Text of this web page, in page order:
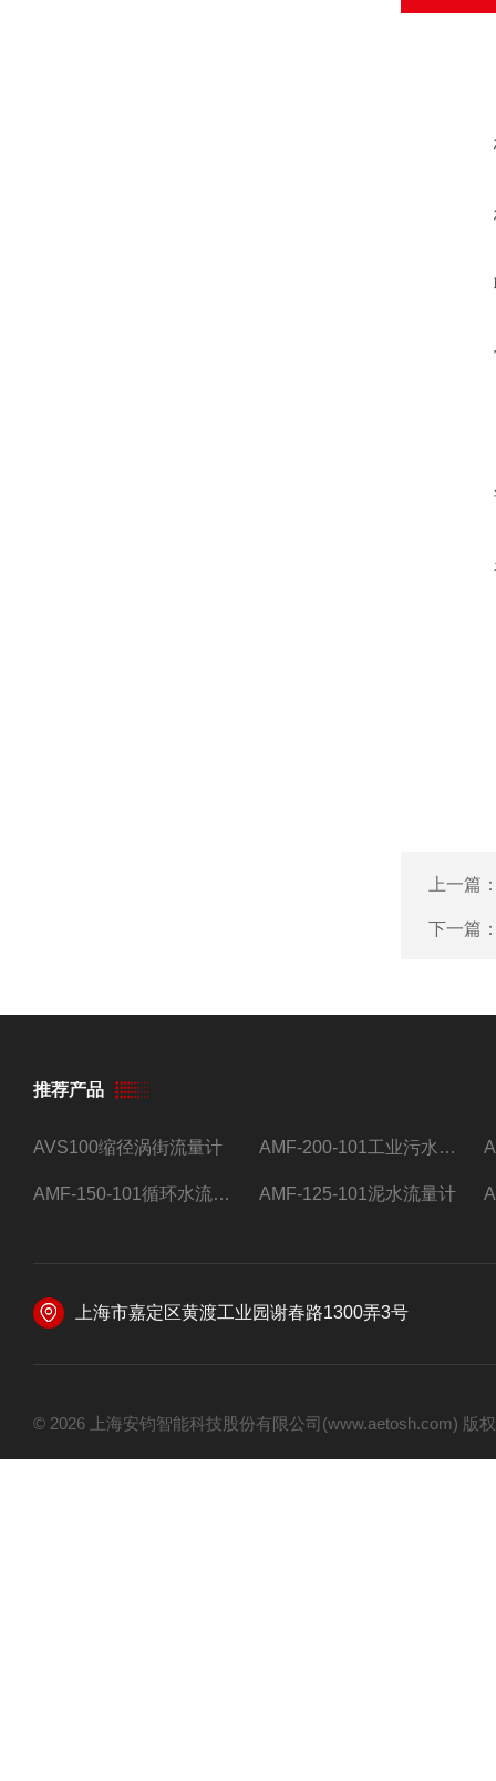
上一篇
下一篇
推荐产品
AVS100缩径涡街流量计 AMF-200-101工业污水流量计
AMF-150-101循环水流量计,电磁流量计 AMF-125-101泥水流量计
上海市嘉定区黄渡工业园谢春路1300弄3号
© 2026 上海安钧智能科技股份有限公司(www.aetosh.com)